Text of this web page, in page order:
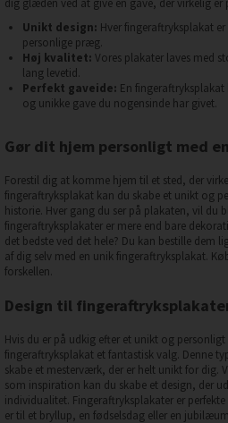
Unikt design: Hver fingeraftryksplakat
personlige præg.
Høj kvalitet: Vores plakater laves med
lang levetid.
Perfekt gaveide: En
og unikke gave du nogensinde har givet.
Gør dit hjem personligt med
Forestil dig at komme hjem til et sted, der
fingeraftryksplakat kan du skabe et unikt og
historie. Hver gang du ser på plakaten, vil du
fingeraftryksplakater er mere end bare
det bedste ved det hele? Du kan bestille dem
af dig selv med en unik fingeraftryksplakat.
forskellen.
Design til
Hvis du er på udkig efter et unikt og
fingeraftryksplakat et fantastisk valg. Denne
skabe et mesterværk, der er helt unikt for dig.
som inspiration kan du skabe et design, der
individualitet. Fingeraftryksplakater er
er til et bryllup, en fødselsdag eller en